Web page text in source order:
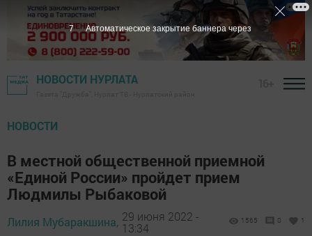
НОВОСТИ НУРЛАТА
НОВОСТИ
В местной общественной приемной
«Единой России» пройдет прием
Людмилы Рыбаковой
Лилия Мубаракшина, 29 июня 2022 -
13:34
1565 0 1
6 Автоматическое закрытие баннера через